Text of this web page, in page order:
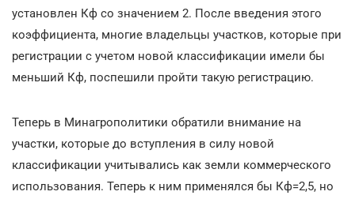
установлен Кф со значением 2. После введения этого
коэффициента, многие владельцы участков, которые при
регистрации с учетом новой классификации имели бы
меньший Кф, поспешили пройти такую регистрацию.
Теперь в Минагрополитики обратили внимание на
участки, которые до вступления в силу новой
классификации учитывались как земли коммерческого
использования. Теперь к ним применялся бы Кф=2,5, но